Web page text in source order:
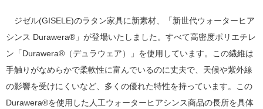
ジゼル(GISELE)のラタン家具に新素材、「新世代ウォーターヒア
シンス Durawera®」が登場いたしました。すべて高密度ポリエチレ
ン「Durawera®（デュラウェア）」を使用しています。この繊維は
手触りがなめらかで柔軟性に富んでいるのに丈夫で、天候や紫外線
の影響を受けにくいなど、多くの優れた特性を持っています。この
Durawera®を使用した人工ウォーターヒアシンス商品の長所を具体